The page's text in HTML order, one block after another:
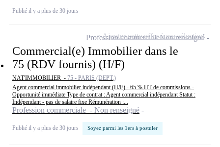
Publié il y a plus de 30 jours
Commercial(e) Immobilier dans le
75 (RDV fournis) (H/F)
NAT'IMMOBILIER - 75 - PARIS (DEPT.)
Agent commercial immobilier indépendant (H/F) - 65 % HT de commissions -
Opportunité immédiate Type de contrat : Agent commercial indépendant Statut :
Indépendant - pas de salaire fixe Rémunération :...
Profession commerciale - Non renseigné
Publié il y a plus de 30 jours Soyez parmi les 1ers à postuler
Profession commercialeNon renseigné
Ajouter cette offre à ma sélection